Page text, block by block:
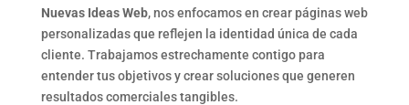
Nuevas Ideas Web, nos enfocamos en crear páginas web
personalizadas que reflejen la identidad única de cada
cliente. Trabajamos estrechamente contigo para
entender tus objetivos y crear soluciones que generen
resultados comerciales tangibles.